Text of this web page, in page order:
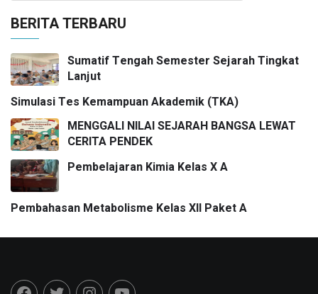
BERITA TERBARU
Sumatif Tengah Semester Sejarah Tingkat
Lanjut
Simulasi Tes Kemampuan Akademik (TKA)
MENGGALI NILAI SEJARAH BANGSA LEWAT
CERITA PENDEK
Pembelajaran Kimia Kelas X A
Pembahasan Metabolisme Kelas XII Paket A